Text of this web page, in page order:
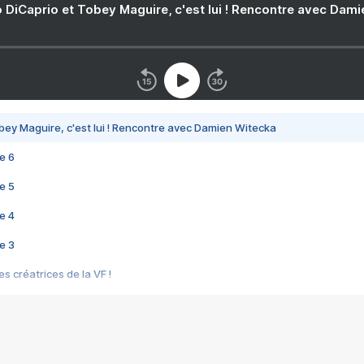
DiCaprio et Tobey Maguire, c'est lui ! Rencontre avec
Maguire, c'est lui ! Rencontre avec Damien Witecka
6
5
4
3
créatrices de la VF !